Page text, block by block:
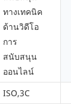
ทางเทคนิค
ด้านวิดีโอ
การ
สนับสนุน
ออนไลน์
ISO,3C